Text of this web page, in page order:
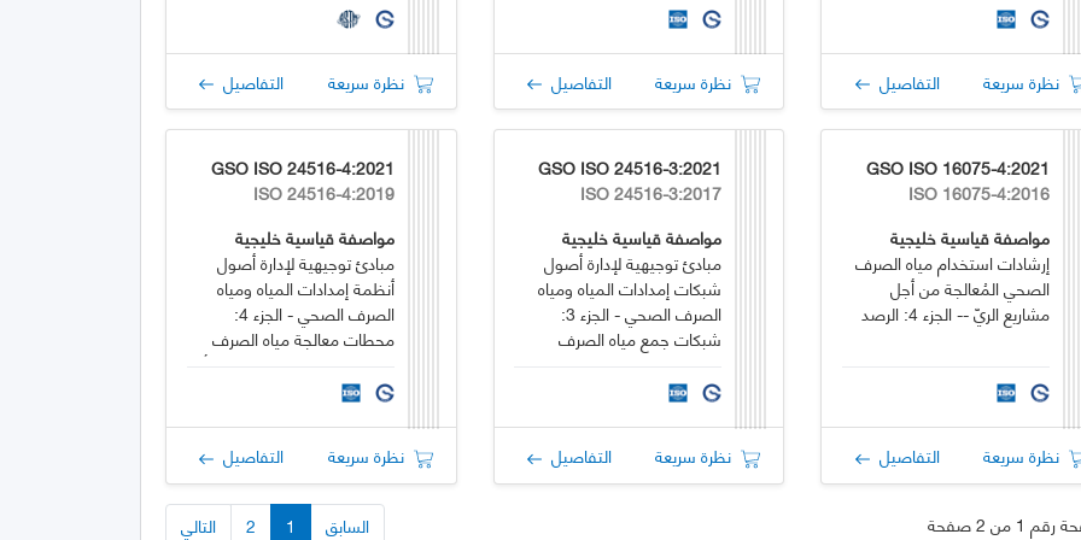
نظرة سريعة التفاصيل نظرة سريعة التفاصيل نظرة سريعة التفاصيل
GSO ISO 16075-4:2021
ISO 16075-4:2016
مواصفة قياسية خليجية
إرشادات استخدام مياه الصرف
الصحي المُعالجة من أجل
مشاريع الريّ -- الجزء 4: الرصد
نظرة سريعة التفاصيل
GSO ISO 24516-3:2021
ISO 24516-3:2017
مواصفة قياسية خليجية
مبادئ توجيهية لإدارة أصول
شبكات إمدادات المياه ومياه
الصرف الصحي - الجزء 3:
شبكات جمع مياه الصرف
نظرة سريعة التفاصيل
GSO ISO 24516-4:2021
ISO 24516-4:2019
مواصفة قياسية خليجية
مبادئ توجيهية لإدارة أصول
أنظمة إمدادات المياه ومياه
الصرف الصحي - الجزء 4:
محطات معالجة مياه الصرف
الصحي، ومرافق معالجة الحمأة،
ومحطات الضخ، ومرافق
نظرة سريعة
التفاصيل
1 من 2 صفحة السابق 1
2 التالي